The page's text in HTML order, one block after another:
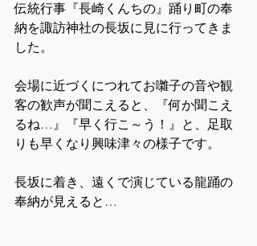
伝統行事『長崎くんちの』踊り町の奉
納を諏訪神社の長坂に見に行ってきま
した。
会場に近づくにつれてお囃子の音や観
客の歓声が聞こえると、『何か聞こえ
るね…』『早く行こ～う！』と、足取
りも早くなり興味津々の様子です。
長坂に着き、遠くで演じている龍踊の
奉納が見えると…